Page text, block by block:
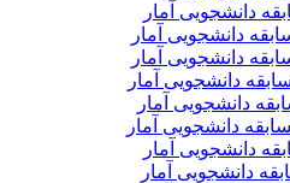
دانشجویی آمار
دانشجویی آمار
دانشجویی آمار
دانشجویی آمار
دانشجویی آمار
دانشجویی آمار
دانشجویی آمار
دانشجویی آمار